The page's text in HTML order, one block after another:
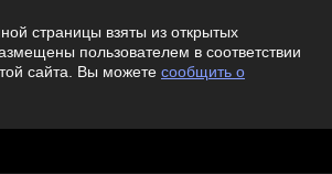
страницы взяты из открытых
пользователем в соответствии
сайта. Вы можете сообщить о